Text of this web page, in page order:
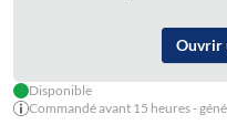
Ouvrir
Disponible
Commandé avant 15 heures -